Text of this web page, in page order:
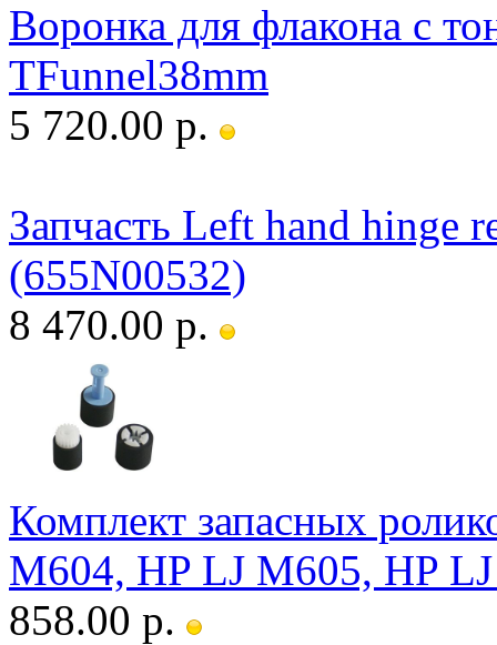
Воронка для флакона с
TFunnel38mm
5 720.00 р.
Запчасть Left hand hinge
(655N00532)
8 470.00 р.
Комплект запасных
M604, HP LJ M605, HP
858.00 р.